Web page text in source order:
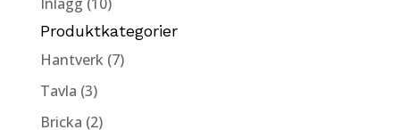
Produktkategorier
Hantverk (7)
Tavla (3)
Bricka (2)